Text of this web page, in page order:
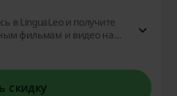
в LinguaLeo и получите
фильмам и видео на
и тренируйте
без доступа к
скидку